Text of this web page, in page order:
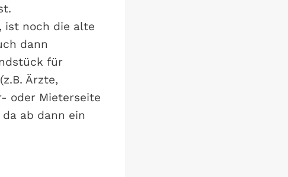
ist noch die alte
dann
für
Ärzte,
oder Mieterseite
ab dann ein